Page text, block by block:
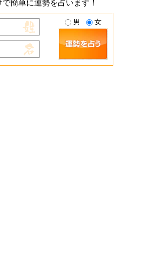
簡単に運勢を占います！
男 女